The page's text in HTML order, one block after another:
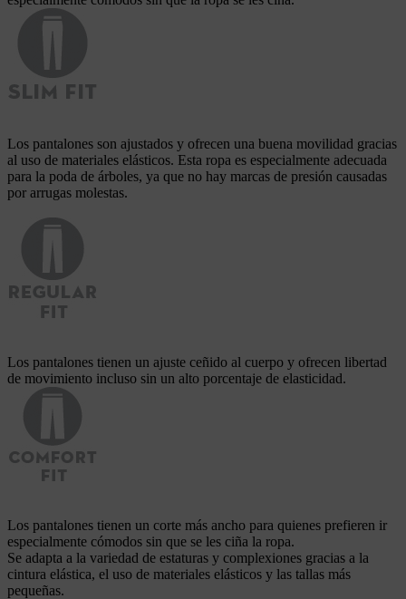
Los pantalones son ajustados y ofrecen una buena movilidad gracias
al uso de materiales elásticos. Esta ropa es especialmente adecuada
para la poda de árboles, ya que no hay marcas de presión causadas
por arrugas molestas.
Los pantalones tienen un ajuste ceñido al cuerpo y ofrecen libertad
de movimiento incluso sin un alto porcentaje de elasticidad.
Los pantalones tienen un corte más ancho para quienes prefieren ir
especialmente cómodos sin que se les ciña la ropa.
Se adapta a la variedad de estaturas y complexiones gracias a la
cintura elástica, el uso de materiales elásticos y las tallas más
pequeñas.